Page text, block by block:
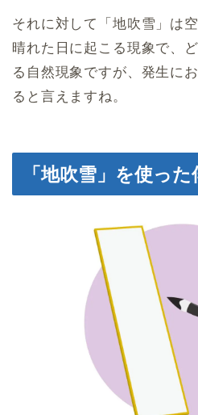
それに対して「地吹雪」は
晴れた日に起こる現象で、
る自然現象ですが、発生に
ると言えますね。
「地吹雪」を使った